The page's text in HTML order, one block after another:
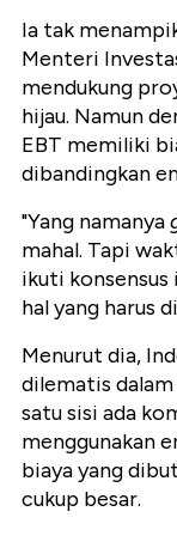
Ia tak
Menteri
mendukung
hijau. Namun
EBT memiliki
dibandingkan
"Yang namanya
mahal. Tapi
ikuti konsensus
hal yang harus
Menurut dia,
dilematis dalam
satu sisi ada
menggunakan
biaya yang
cukup besar.